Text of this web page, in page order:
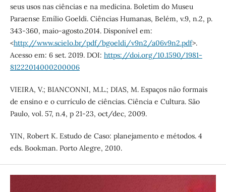
seus usos nas ciências e na medicina. Boletim do Museu
Paraense Emílio Goeldi. Ciências Humanas, Belém, v.9, n.2, p.
343-360, maio-agosto.2014. Disponível em:
<http://www.scielo.br/pdf/bgoeldi/v9n2/a06v9n2.pdf>.
Acesso em: 6 set. 2019. DOI: https://doi.org/10.1590/1981-
81222014000200006
VIEIRA, V.; BIANCONNI, M.L.; DIAS, M. Espaços não formais
de ensino e o currículo de ciências. Ciência e Cultura. São
Paulo, vol. 57, n.4, p 21-23, oct/dec, 2009.
YIN, Robert K. Estudo de Caso: planejamento e métodos. 4
eds. Bookman. Porto Alegre, 2010.